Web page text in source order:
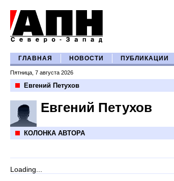
ГЛАВНАЯ НОВОСТИ ПУБЛИКАЦИИ
Пятница, 7 августа 2026
Евгений Петухов
Евгений Петухов
КОЛОНКА АВТОРА
Loading...